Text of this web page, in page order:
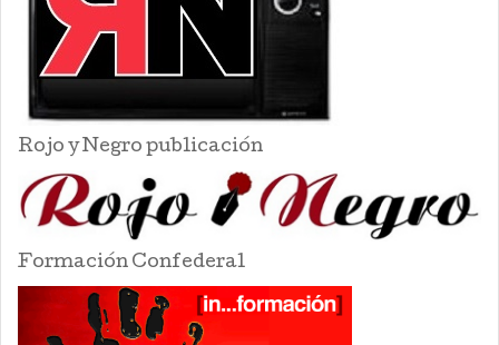
Rojo y Negro publicación
Formación Confederal